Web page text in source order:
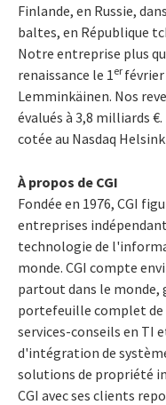
Finlande, en Russie,
baltes, en République
Notre entreprise plus
renaissance le 1 er février
Lemminkäinen. Nos
évalués à 3,8 milliards
cotée au Nasdaq
À propos de CGI
Fondée en 1976, CGI
entreprises
technologie de
monde. CGI compte
partout dans le monde,
portefeuille complet de
services-conseils en TI
d'intégration de
solutions de propriété
CGI avec ses clients